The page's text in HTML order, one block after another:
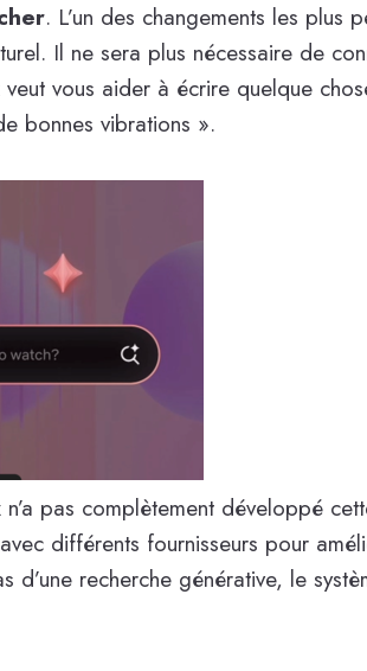
. L’un des changements les plus
Il ne sera plus nécessaire de
vous aider à écrire quelque
bonnes vibrations ».
pas complètement développé
différents fournisseurs pour
d’une recherche générative, le